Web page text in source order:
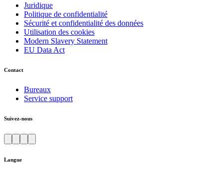
Juridique
Politique de confidentialité
Sécurité et confidentialité des données
Utilisation des cookies
Modern Slavery Statement
EU Data Act
Contact
Bureaux
Service support
Suivez-nous
Langue